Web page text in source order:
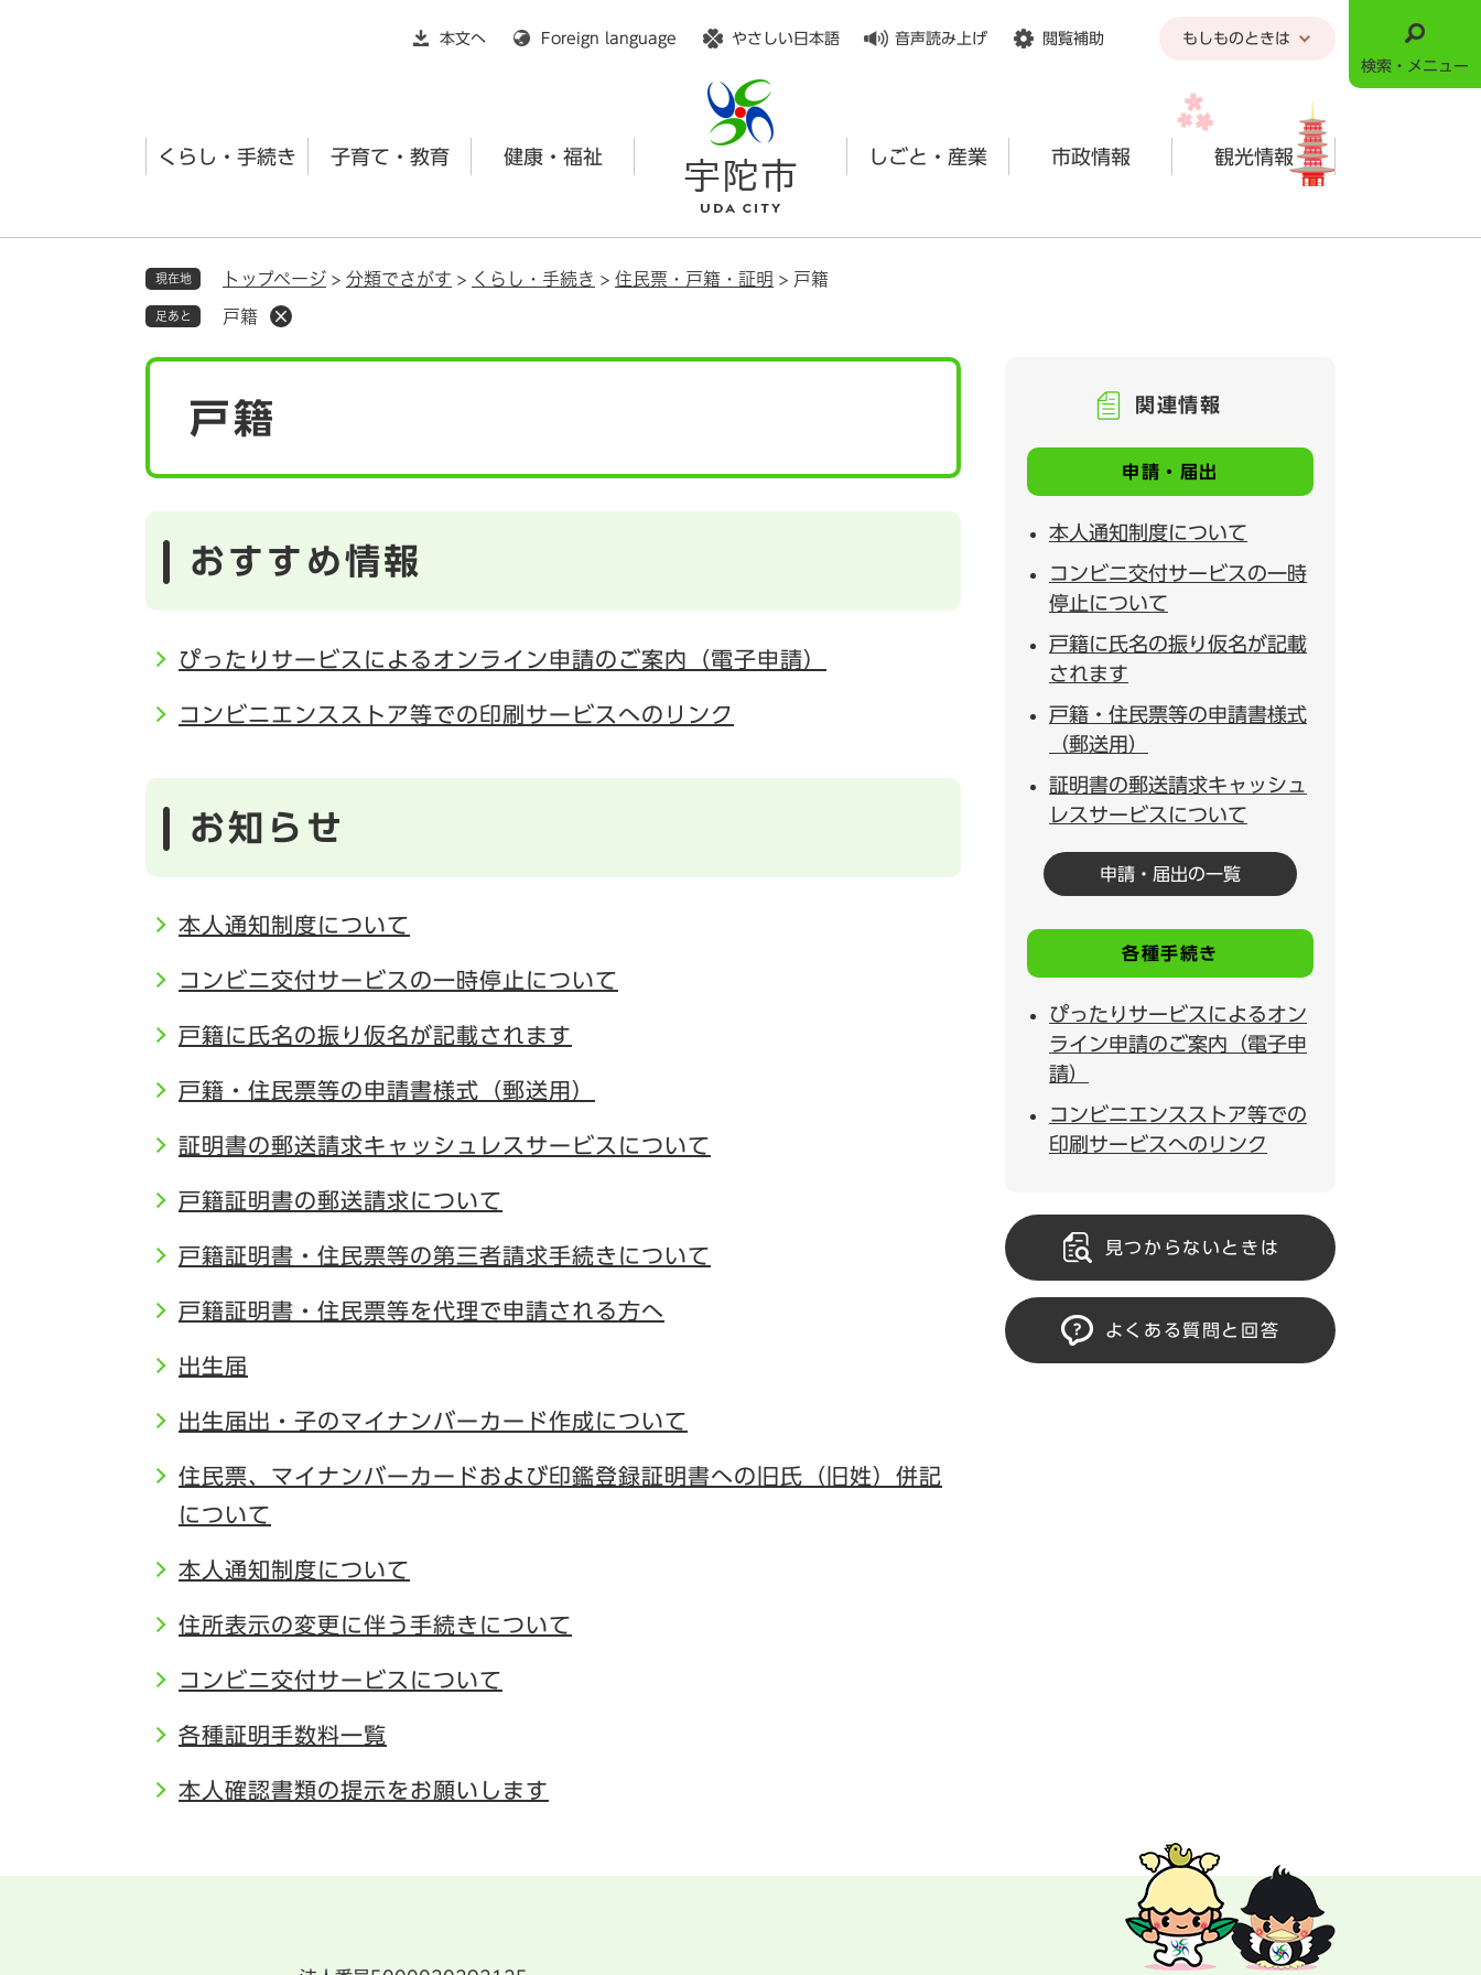
本文へ
Foreign language やさしい日本語 音声読み上げ 閲覧補助 もしものときは
くらし・手続き 子育て・教育 健康・福祉 しごと・産業 市政情報 観光情報
検索・メニュー
現在地 トップページ > 分類でさがす > くらし・手続き > 住民票・戸籍・証明 > 戸籍
足あと 戸籍
戸籍
おすすめ情報
ぴったりサービスによるオンライン申請のご案内（電子申請）
コンビニエンスストア等での印刷サービスへのリンク
お知らせ
本人通知制度について
コンビニ交付サービスの一時停止について
戸籍に氏名の振り仮名が記載されます
戸籍・住民票等の申請書様式（郵送用）
証明書の郵送請求キャッシュレスサービスについて
戸籍証明書の郵送請求について
戸籍証明書・住民票等の第三者請求手続きについて
戸籍証明書・住民票等を代理で申請される方へ
出生届
出生届出・子のマイナンバーカード作成について
住民票、マイナンバーカードおよび印鑑登録証明書への旧氏（旧姓）併記
について
本人通知制度について
住所表示の変更に伴う手続きについて
コンビニ交付サービスについて
各種証明手数料一覧
本人確認書類の提示をお願いします
関連情報
申請・届出
本人通知制度について
コンビニ交付サービスの一時
停止について
戸籍に氏名の振り仮名が記載
されます
戸籍・住民票等の申請書様式
（郵送用）
証明書の郵送請求キャッシュ
レスサービスについて
申請・届出の一覧
各種手続き
ぴったりサービスによるオン
ライン申請のご案内（電子申
請）
コンビニエンスストア等での
印刷サービスへのリンク
見つからないときは
よくある質問と回答